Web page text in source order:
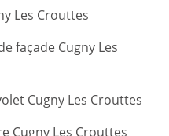
Les Crouttes
façade Cugny Les
Cugny Les Crouttes
Cugny Les Crouttes